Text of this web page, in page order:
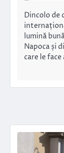
Dincolo de
lumină
Napoca și
care le